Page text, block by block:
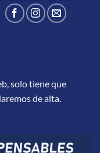
solo tiene que
de alta.